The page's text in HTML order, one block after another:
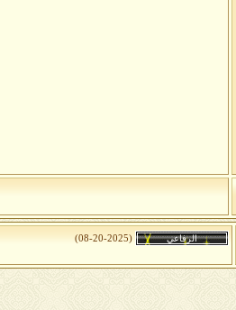
(08-20-2025)